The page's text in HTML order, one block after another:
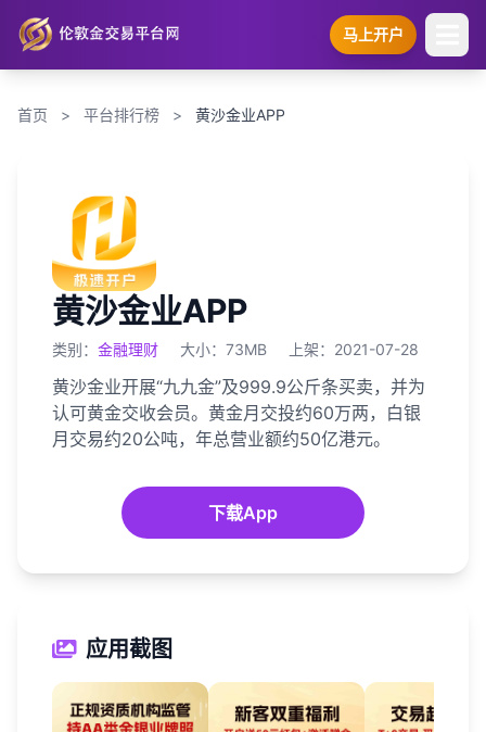
马上开户
首页 > 平台排行榜 > 黄沙金业APP
黄沙金业APP
类别： 金融理财 大小：73MB 上架：2021-07-28
黄沙金业开展“九九金”及999.9公斤条买卖，并为
认可黄金交收会员。黄金月交投约60万两，白银
月交易约20公吨，年总营业额约50亿港元。
下载App
应用截图